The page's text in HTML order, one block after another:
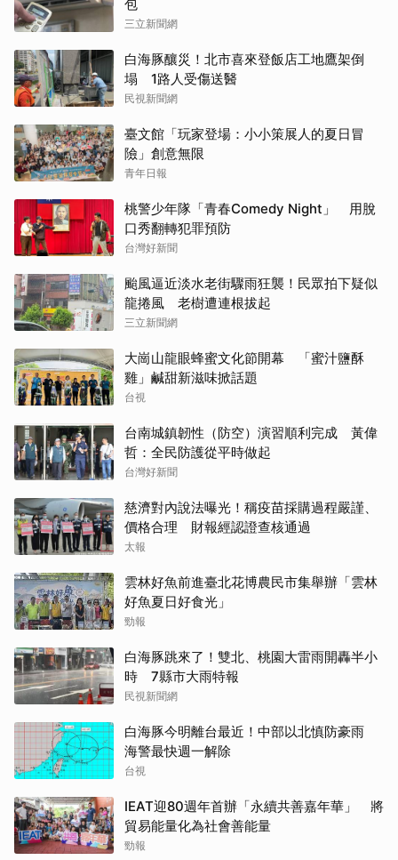
包
三立新聞網
白海豚釀災！北市喜來登飯店工地鷹架倒
塌 1路人受傷送醫
民視新聞網
臺文館「玩家登場：小小策展人的夏日冒
險」創意無限
青年日報
桃警少年隊「青春Comedy Night」 用脫
口秀翻轉犯罪預防
台灣好新聞
颱風逼近淡水老街驟雨狂襲！民眾拍下疑似
龍捲風 老樹遭連根拔起
三立新聞網
大崗山龍眼蜂蜜文化節開幕 「蜜汁鹽酥
雞」鹹甜新滋味掀話題
台視
台南城鎮韌性（防空）演習順利完成 黃偉
哲：全民防護從平時做起
台灣好新聞
慈濟對內說法曝光！稱疫苗採購過程嚴謹、
價格合理 財報經認證查核通過
太報
雲林好魚前進臺北花博農民市集舉辦「雲林
好魚夏日好食光」
勁報
白海豚跳來了！雙北、桃園大雷雨開轟半小
時 7縣市大雨特報
民視新聞網
白海豚今明離台最近！中部以北慎防豪雨
海警最快週一解除
台視
IEAT迎80週年首辦「永續共善嘉年華」 將
貿易能量化為社會善能量
勁報